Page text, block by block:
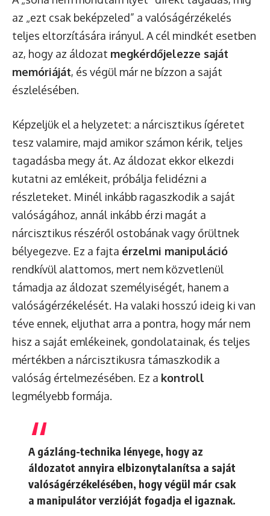
az „ezt csak beképzeled” a valóságérzékelés
teljes eltorzítására irányul. A cél mindkét esetben
az, hogy az áldozat megkérdőjelezze saját
memóriáját, és végül már ne bízzon a saját
észlelésében.
Képzeljük el a helyzetet: a nárcisztikus ígéretet
tesz valamire, majd amikor számon kérik, teljes
tagadásba megy át. Az áldozat ekkor elkezdi
kutatni az emlékeit, próbálja felidézni a
részleteket. Minél inkább ragaszkodik a saját
valóságához, annál inkább érzi magát a
nárcisztikus részéről ostobának vagy őrültnek
bélyegezve. Ez a fajta érzelmi manipuláció
rendkívül alattomos, mert nem közvetlenül
támadja az áldozat személyiségét, hanem a
valóságérzékelését. Ha valaki hosszú ideig ki van
téve ennek, eljuthat arra a pontra, hogy már nem
hisz a saját emlékeinek, gondolatainak, és teljes
mértékben a nárcisztikusra támaszkodik a
valóság értelmezésében. Ez a kontroll
legmélyebb formája.
A gázláng-technika lényege, hogy az
áldozatot annyira elbizonytalanítsa a saját
valóságérzékelésében, hogy végül már csak
a manipulátor verzióját fogadja el igaznak.